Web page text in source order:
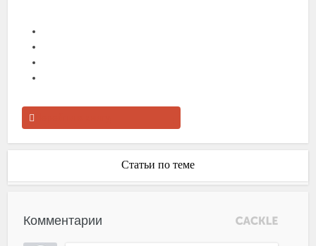
Статьи по теме
Комментарии